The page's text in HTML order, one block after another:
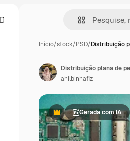
Início/stock/PSD/Distribuição
PremiumGerada com IA
Distribuição plana de
ahilbinhafiz